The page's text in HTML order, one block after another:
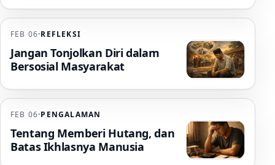
FEB 06·REFLEKSI
Jangan Tonjolkan Diri dalam
Bersosial Masyarakat
FEB 06·PENGALAMAN
Tentang Memberi Hutang, dan
Batas Ikhlasnya Manusia